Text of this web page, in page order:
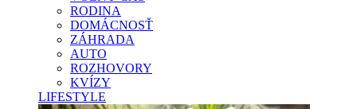
RODINA
DOMÁCNOSŤ
ZÁHRADA
AUTO
ROZHOVORY
KVÍZY
LIFESTYLE